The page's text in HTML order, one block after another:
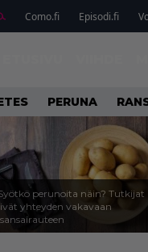
Como.fi Episodi.fi
PERUNA
perunoita näin? Tutkijat
yhteyden vakavaan